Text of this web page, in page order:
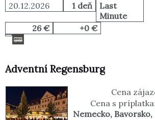
20.12.2026 1 deň
Last
Minute
26 €
+0 €
Adventní Regensburg
Cena
Cena s
Nemecko, Bavorsko,